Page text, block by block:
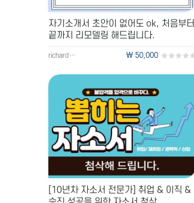
자기소개서 초안이 없어도 ok, 처음부터
끝까지 리모델링 해드립니다.
richard126 \ 50,000
[10년차 자소서 전문가] 취업 & 이직 &